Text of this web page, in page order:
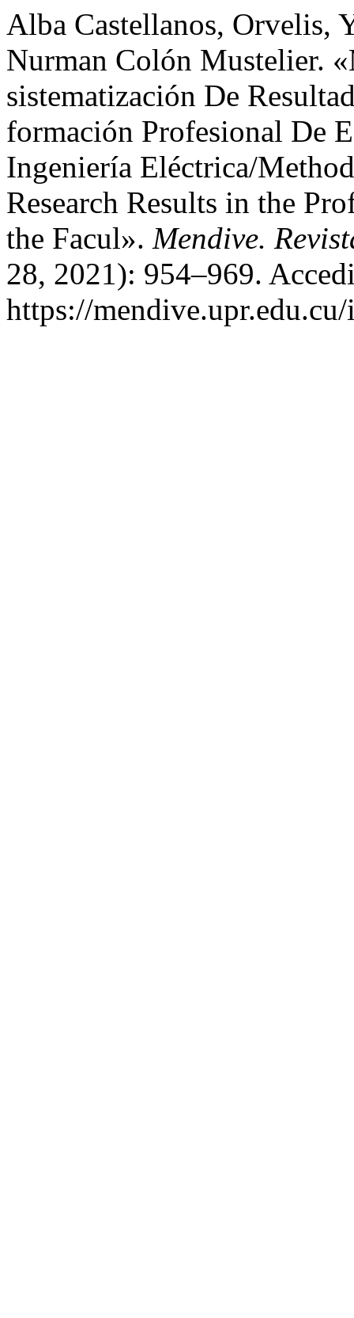
Alba Castellanos, Orvelis,
Nurman Colón Mustelier.
sistematización De
formación Profesional De
Ingeniería Eléctrica/
Research Results in the
the Facul». Mendive.
28, 2021): 954–969.
https://